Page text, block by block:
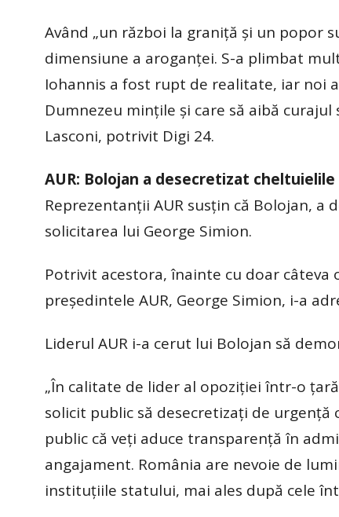
Având „un război la graniţă şi un popor
dimensiune a aroganței. S-a plimbat
Iohannis a fost rupt de realitate, iar noi
Dumnezeu minţile şi care să aibă
Lasconi, potrivit Digi 24.
AUR: Bolojan a desecretizat
Reprezentanţii AUR susțin că Bolojan, a
solicitarea lui George Simion.
Potrivit acestora, înainte cu doar
preşedintele AUR, George Simion, i-a
Liderul AUR i-a cerut lui Bolojan să
„În calitate de lider al opoziţiei într-o
solicit public să desecretizaţi de
public că veţi aduce transparenţă în
angajament. România are nevoie de
instituţiile statului, mai ales după cele